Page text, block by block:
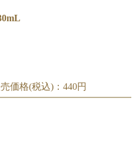
価格(税込)： 440円